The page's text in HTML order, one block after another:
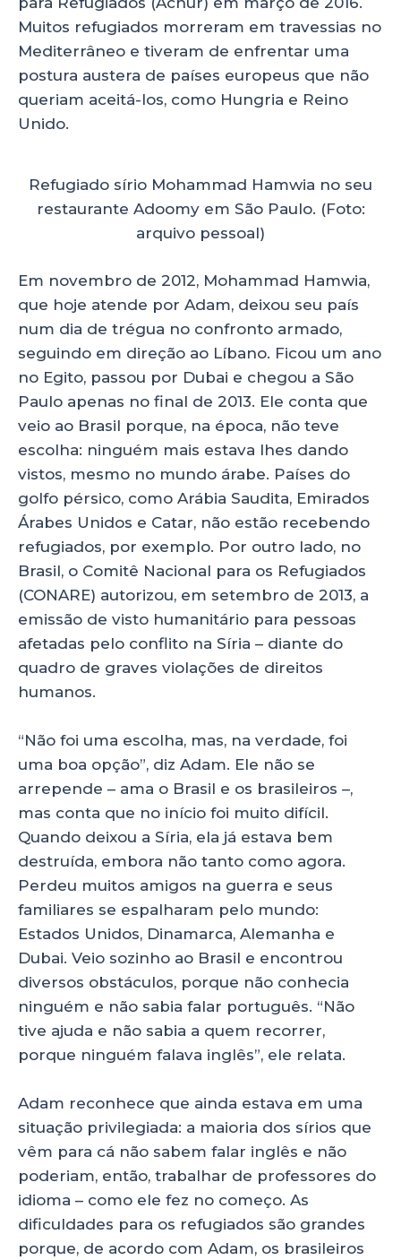
Muitos refugiados morreram em travessias no
Mediterrâneo e tiveram de enfrentar uma
postura austera de países europeus que não
queriam aceitá-los, como Hungria e Reino
Unido.
Refugiado sírio Mohammad Hamwia no seu
restaurante Adoomy em São Paulo. (Foto:
arquivo pessoal)
Em novembro de 2012, Mohammad Hamwia,
que hoje atende por Adam, deixou seu país
num dia de trégua no confronto armado,
seguindo em direção ao Líbano. Ficou um ano
no Egito, passou por Dubai e chegou a São
Paulo apenas no final de 2013. Ele conta que
veio ao Brasil porque, na época, não teve
escolha: ninguém mais estava lhes dando
vistos, mesmo no mundo árabe. Países do
golfo pérsico, como Arábia Saudita, Emirados
Árabes Unidos e Catar, não estão recebendo
refugiados, por exemplo. Por outro lado, no
Brasil, o Comitê Nacional para os Refugiados
(CONARE) autorizou, em setembro de 2013, a
emissão de visto humanitário para pessoas
afetadas pelo conflito na Síria – diante do
quadro de graves violações de direitos
humanos.
“Não foi uma escolha, mas, na verdade, foi
uma boa opção”, diz Adam. Ele não se
arrepende – ama o Brasil e os brasileiros –,
mas conta que no início foi muito difícil.
Quando deixou a Síria, ela já estava bem
destruída, embora não tanto como agora.
Perdeu muitos amigos na guerra e seus
familiares se espalharam pelo mundo:
Estados Unidos, Dinamarca, Alemanha e
Dubai. Veio sozinho ao Brasil e encontrou
diversos obstáculos, porque não conhecia
ninguém e não sabia falar português. “Não
tive ajuda e não sabia a quem recorrer,
porque ninguém falava inglês”, ele relata.
Adam reconhece que ainda estava em uma
situação privilegiada: a maioria dos sírios que
vêm para cá não sabem falar inglês e não
poderiam, então, trabalhar de professores do
idioma – como ele fez no começo. As
dificuldades para os refugiados são grandes
porque, de acordo com Adam, os brasileiros